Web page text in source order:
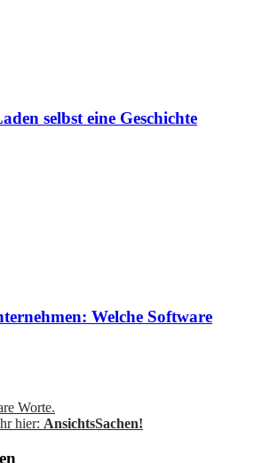
selbst eine Geschichte
Welche Software
Worte.
hier: AnsichtsSachen!